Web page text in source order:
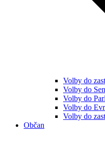
Volby do
Volby do
Volby do
Volby do
Volby do
Občan